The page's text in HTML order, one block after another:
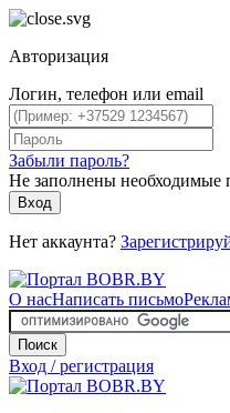
Авторизация
Логин, телефон или email
Забыли пароль?
Не заполнены необходимые
Вход
Нет аккаунта?
О насНаписать письмо
Поиск
Вход / регистрация